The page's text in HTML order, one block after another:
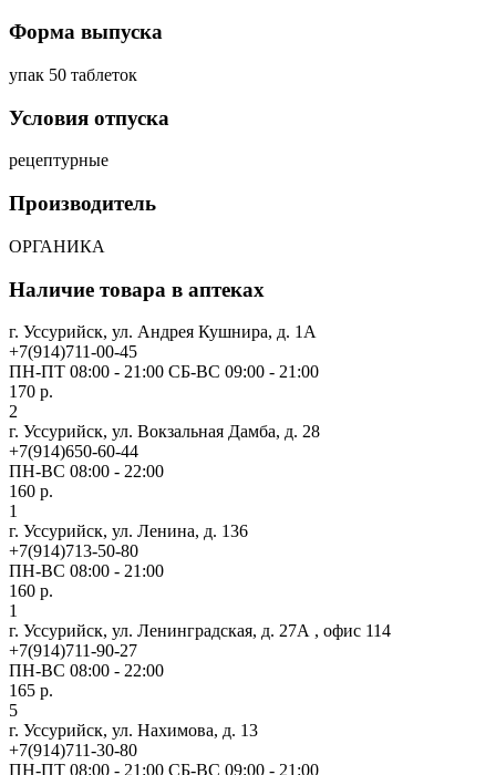
Форма выпуска
упак 50 таблеток
Условия отпуска
рецептурные
Производитель
ОРГАНИКА
Наличие товара в аптеках
г. Уссурийск, ул. Андрея Кушнира, д. 1А
+7(914)711-00-45
ПН-ПТ 08:00 - 21:00 СБ-ВС 09:00 - 21:00
170 р.
2
г. Уссурийск, ул. Вокзальная Дамба, д. 28
+7(914)650-60-44
ПН-ВС 08:00 - 22:00
160 р.
1
г. Уссурийск, ул. Ленина, д. 136
+7(914)713-50-80
ПН-ВС 08:00 - 21:00
160 р.
1
г. Уссурийск, ул. Ленинградская, д. 27А , офис 114
+7(914)711-90-27
ПН-ВС 08:00 - 22:00
165 р.
5
г. Уссурийск, ул. Нахимова, д. 13
+7(914)711-30-80
ПН-ПТ 08:00 - 21:00 СБ-ВС 09:00 - 21:00